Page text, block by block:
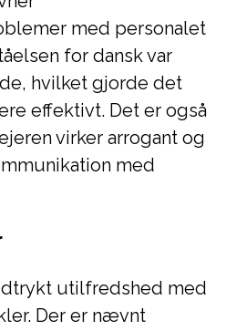
med personalet
for dansk var
hvilket gjorde det
effektivt. Det er også
virker arrogant og
med
utilfredshed med
Der er nævnt